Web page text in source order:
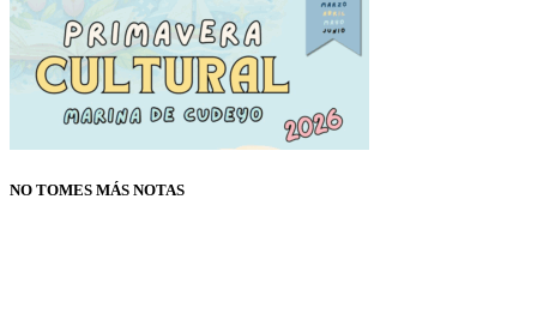
NO TOMES MÁS NOTAS